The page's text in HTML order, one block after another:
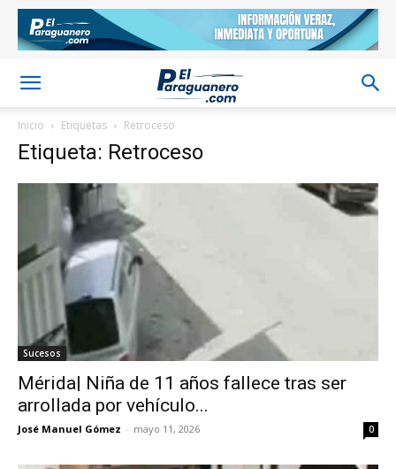
Inicio Etiquetas Retroceso
Etiqueta: Retroceso
Sucesos
Mérida| Niña de 11 años fallece tras ser
arrollada por vehículo...
José Manuel Gómez - mayo 11, 2026 0